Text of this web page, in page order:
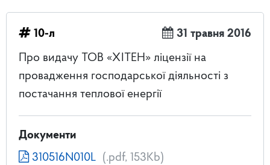
10-л
31 травня 2016
Про видачу ТОВ «ХІТЕН» ліцензії на
провадження господарської діяльності з
постачання теплової енергії
Документи
310516N010L (.pdf, 153Kb)